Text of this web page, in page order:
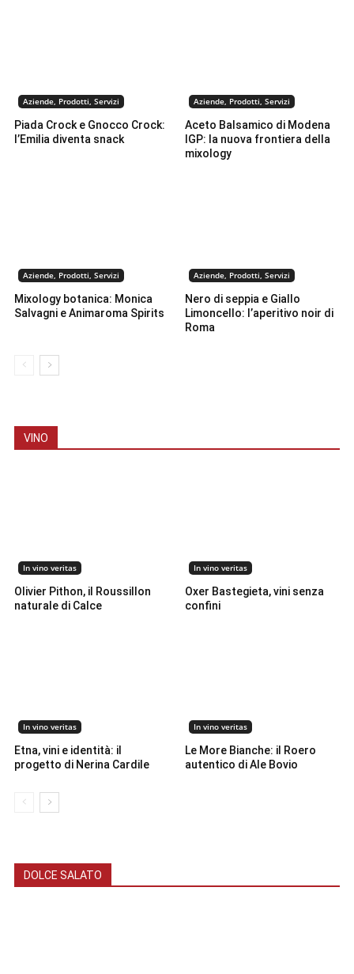
Aziende, Prodotti, Servizi
Piada Crock e Gnocco Crock:
l’Emilia diventa snack
Aziende, Prodotti, Servizi
Aceto Balsamico di Modena
IGP: la nuova frontiera della
mixology
Aziende, Prodotti, Servizi
Mixology botanica: Monica
Salvagni e Animaroma Spirits
Aziende, Prodotti, Servizi
Nero di seppia e Giallo
Limoncello: l’aperitivo noir di
Roma
VINO
In vino veritas
Olivier Pithon, il Roussillon
naturale di Calce
In vino veritas
Oxer Bastegieta, vini senza
confini
In vino veritas
Etna, vini e identità: il
progetto di Nerina Cardile
In vino veritas
Le More Bianche: il Roero
autentico di Ale Bovio
DOLCE SALATO